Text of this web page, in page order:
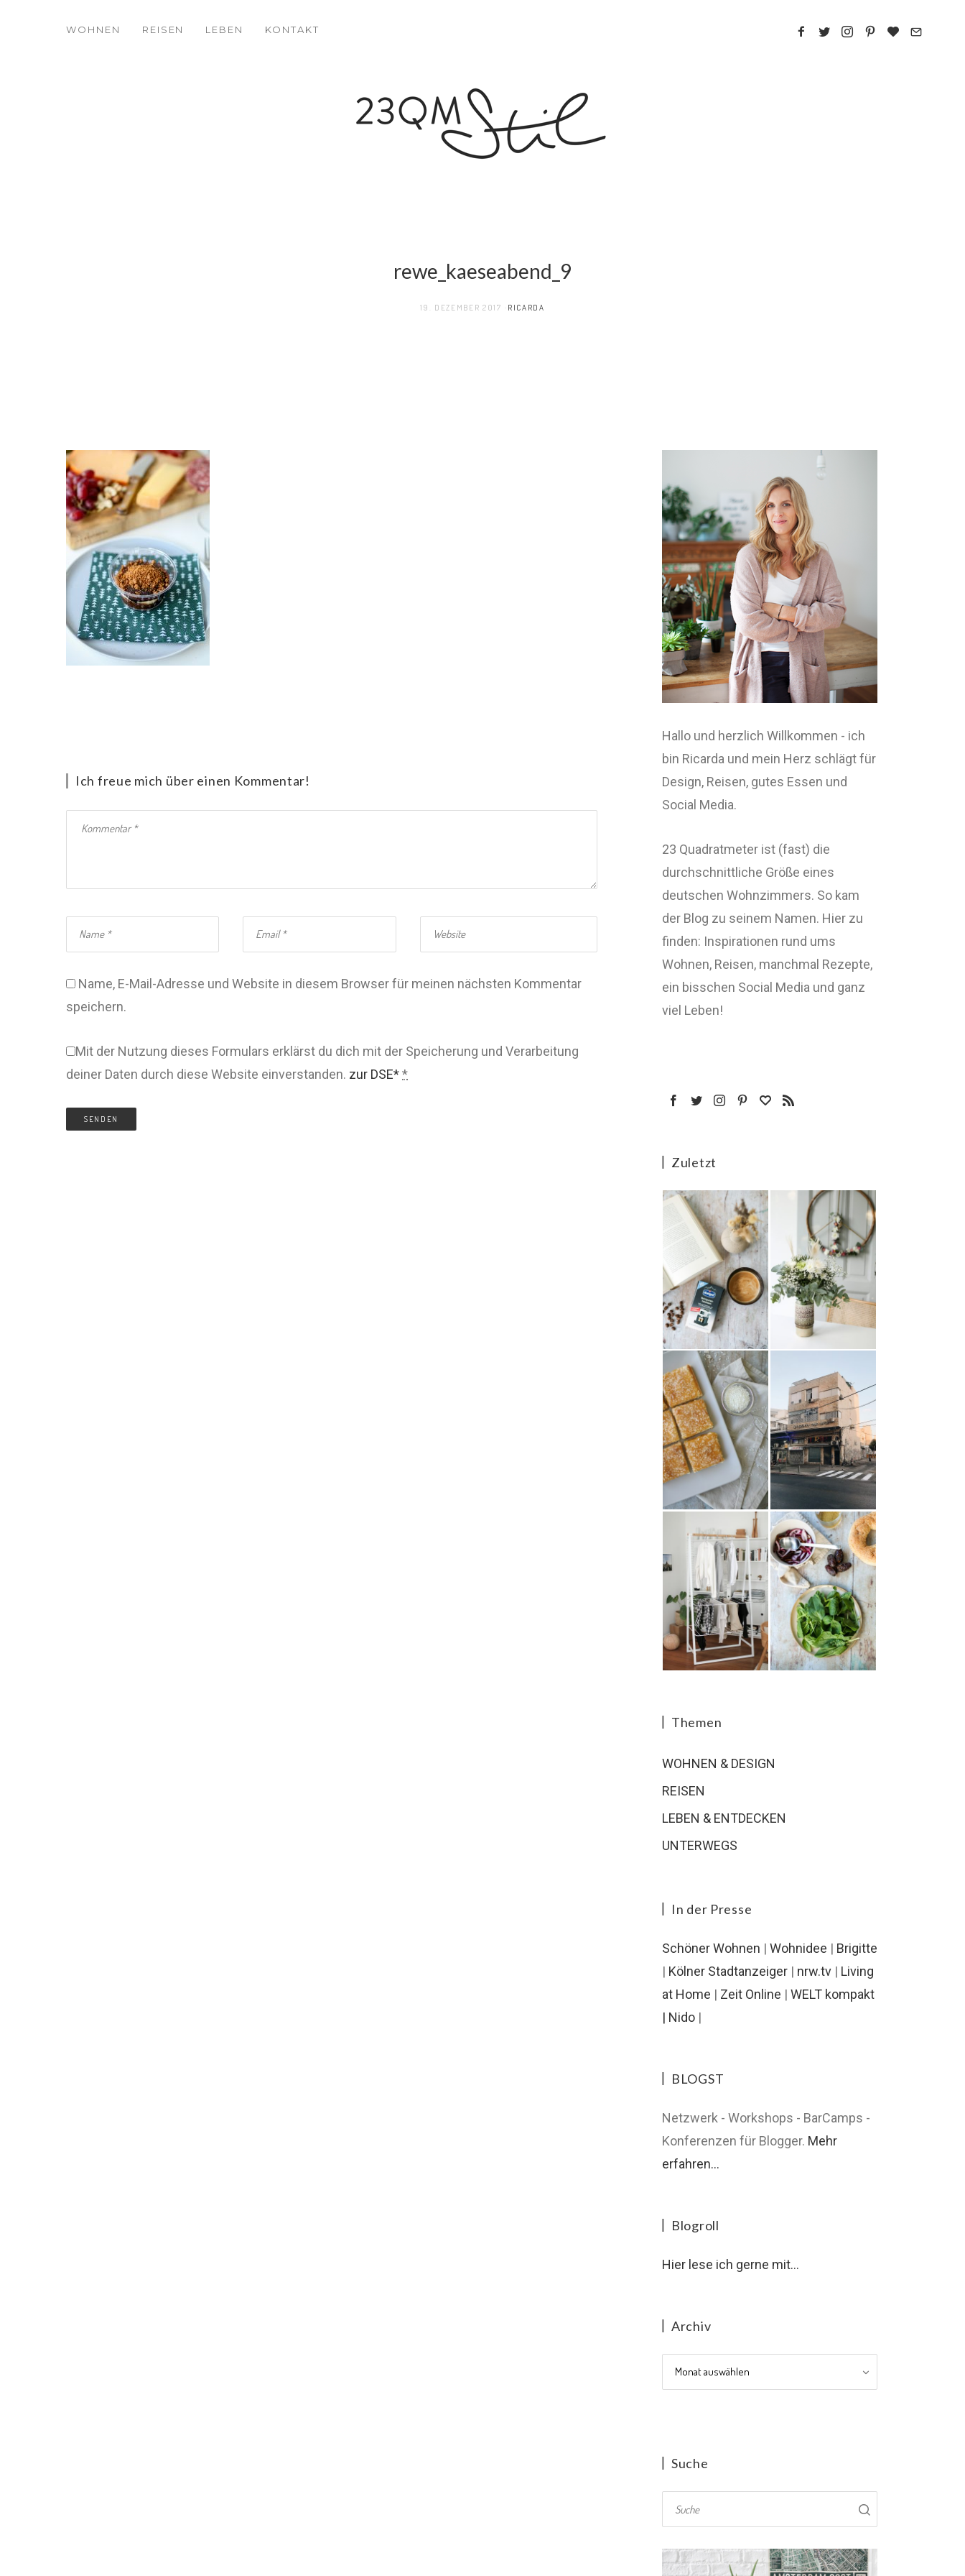
WOHNEN REISEN LEBEN KONTAKT
rewe_kaeseabend_9
19. DEZEMBER 2017 RICARDA
Ich freue mich über einen Kommentar!
Name, E-Mail-Adresse und Website in diesem Browser für meinen nächsten Kommentar
speichern.
Mit der Nutzung dieses Formulars erklärst du dich mit der Speicherung und Verarbeitung
deiner Daten durch diese Website einverstanden. zur DSE**
Hallo und herzlich Willkommen - ich
bin Ricarda und mein Herz schlägt für
Design, Reisen, gutes Essen und
Social Media.
23 Quadratmeter ist (fast) die
durchschnittliche Größe eines
deutschen Wohnzimmers. So kam
der Blog zu seinem Namen. Hier zu
finden: Inspirationen rund ums
Wohnen, Reisen, manchmal Rezepte,
ein bisschen Social Media und ganz
viel Leben!
Zuletzt
Themen
WOHNEN & DESIGN
REISEN
LEBEN & ENTDECKEN
UNTERWEGS
In der Presse
Schöner Wohnen | Wohnidee | Brigitte
| Kölner Stadtanzeiger | nrw.tv | Living
at Home | Zeit Online | WELT kompakt
| Nido |
BLOGST
Netzwerk - Workshops - BarCamps -
Konferenzen für Blogger. Mehr
erfahren...
Blogroll
Hier lese ich gerne mit...
Archiv
Archiv
Suche